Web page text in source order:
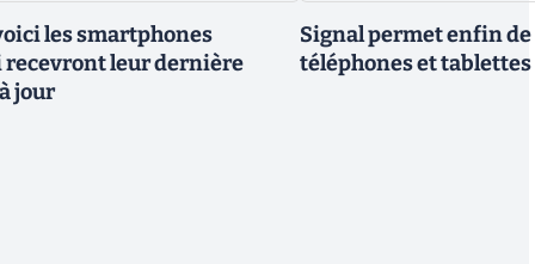
les smartphones
recevront leur dernière
jour
Signal permet enfin
téléphones et tablettes